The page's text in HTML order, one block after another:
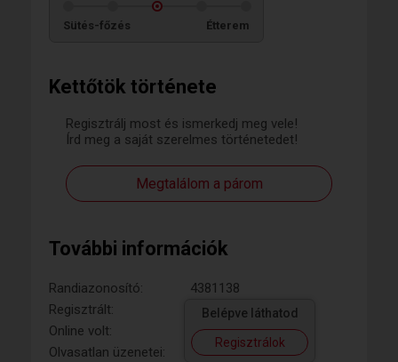
Kettőtök története
Regisztrálj most és ismerkedj meg vele!
Írd meg a saját szerelmes történetedet!
Megtalálom a párom
További információk
Randiazonosító:
4381138
Regisztrált:
Online volt:
Olvasatlan üzenetei:
Belépve láthatod
Regisztrálok
Sütés-főzés Étterem